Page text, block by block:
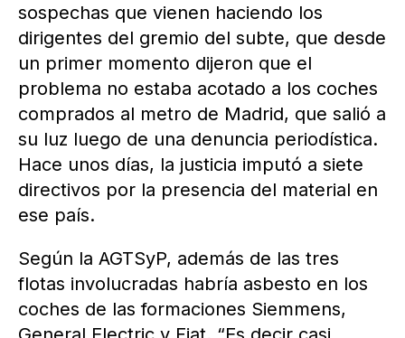
sospechas que vienen haciendo los
dirigentes del gremio del subte, que desde
un primer momento dijeron que el
problema no estaba acotado a los coches
comprados al metro de Madrid, que salió a
su luz luego de una denuncia periodística.
Hace unos días, la justicia imputó a siete
directivos por la presencia del material en
ese país.
Según la AGTSyP, además de las tres
flotas involucradas habría asbesto en los
coches de las formaciones Siemmens,